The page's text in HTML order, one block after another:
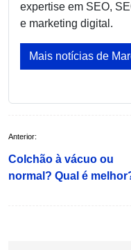
expertise em SEO,
e marketing digital.
Mais notícias de
Navegação
de
Post
Anterior:
Colchão à vácuo ou
normal? Qual é